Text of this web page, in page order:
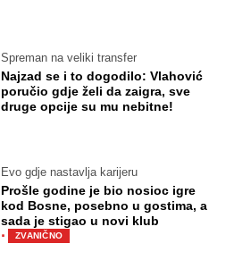
Spreman na veliki transfer
Najzad se i to dogodilo: Vlahović
poručio gdje želi da zaigra, sve
druge opcije su mu nebitne!
Evo gdje nastavlja karijeru
Prošle godine je bio nosioc igre
kod Bosne, posebno u gostima, a
sada je stigao u novi klub
· ZVANIČNO